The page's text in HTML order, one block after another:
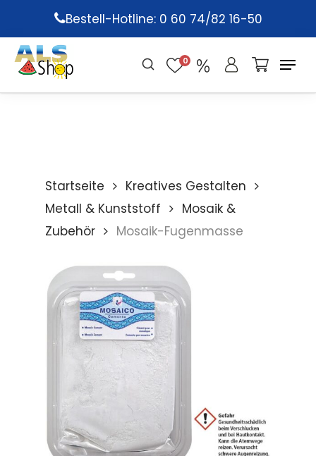
main
content
Bestell-Hotline: 0 60 74/82 16-50
0
Startseite
Kreatives Gestalten
Metall & Kunststoff
Mosaik &
Zubehör
Mosaik-Fugenmasse